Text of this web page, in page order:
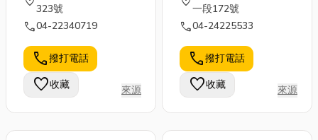
323號
call04-22340719
call撥打電話
favorite收藏 來源
一段172號
call04-24225533
call撥打電話
favorite收藏 來源